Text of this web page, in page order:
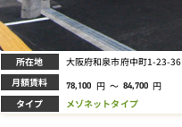
所在地 大阪府和泉市府中町1-23-36
月額賃料 78,100 円 ～ 84,700 円
タイプ メゾネットタイプ